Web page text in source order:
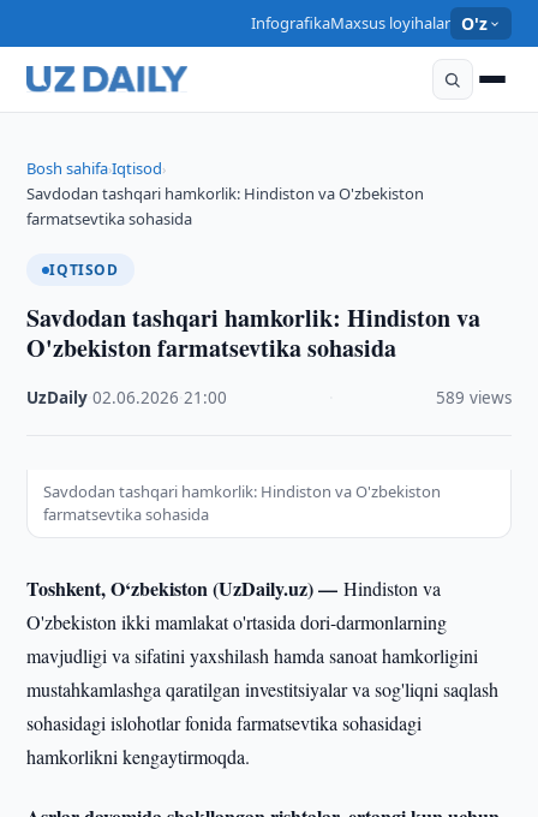
InfografikaMaxsus loyihalar O'z
Bosh sahifa›Iqtisod›
Savdodan tashqari hamkorlik: Hindiston va O'zbekiston
farmatsevtika sohasida
IQTISOD
Savdodan tashqari hamkorlik: Hindiston va
O'zbekiston farmatsevtika sohasida
UzDaily ·02.06.2026 ·21:00 589 views
Savdodan tashqari hamkorlik: Hindiston va O'zbekiston
farmatsevtika sohasida
Toshkent, O‘zbekiston (UzDaily.uz) —Hindiston va
O'zbekiston ikki mamlakat o'rtasida dori-darmonlarning
mavjudligi va sifatini yaxshilash hamda sanoat hamkorligini
mustahkamlashga qaratilgan investitsiyalar va sog'liqni saqlash
sohasidagi islohotlar fonida farmatsevtika sohasidagi
hamkorlikni kengaytirmoqda.